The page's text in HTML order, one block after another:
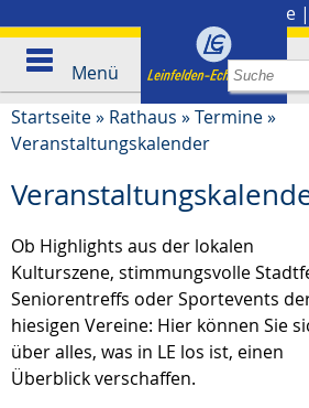
Presse |
Menü
Startseite» Rathaus »Termine»
Veranstaltungskalender
Ob Highlights aus der lokalen
Kulturszene, stimmungsvolle
Seniorentreffs oder Sportevents
hiesigen Vereine: Hier können Sie
über alles, was in LE los ist, einen
Überblick verschaffen.